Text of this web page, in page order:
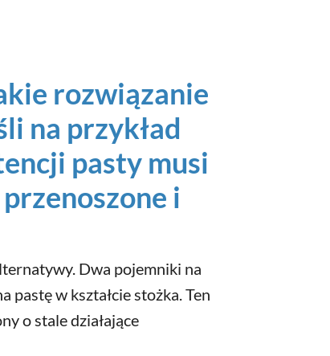
rozwiązanie
na przykład
pasty musi
i
Dwa pojemniki na
pastę w kształcie stożka. Ten
o stale działające